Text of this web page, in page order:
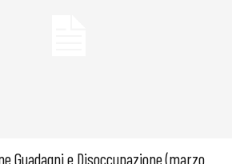
Guadagni e Disoccupazione (marzo